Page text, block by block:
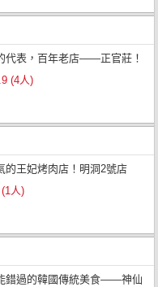
代表，百年老店——正官莊！
(4人)
的王妃烤肉店！明洞2號店
人)
錯過的韓國傳統美食——神仙